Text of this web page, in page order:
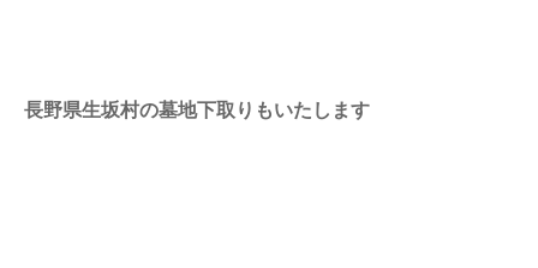
長野県生坂村の墓地下取りもいたします